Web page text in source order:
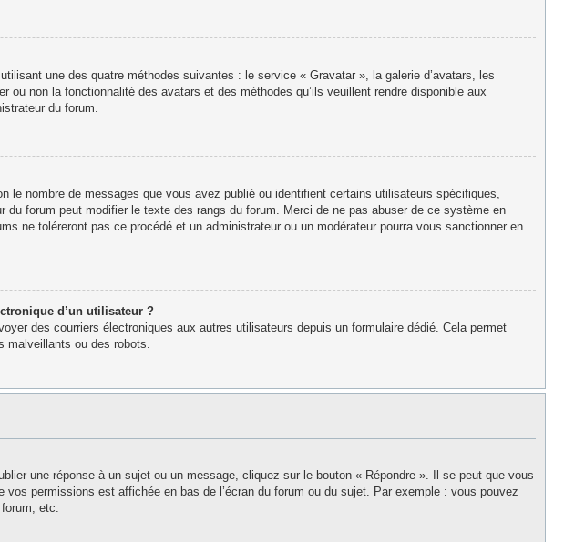
une des quatre méthodes suivantes : le service « Gravatar », la galerie d’avatars, les
non la fonctionnalité des avatars et des méthodes qu’ils veuillent rendre disponible aux
du forum.
nombre de messages que vous avez publié ou identifient certains utilisateurs spécifiques,
forum peut modifier le texte des rangs du forum. Merci de ne pas abuser de ce système en
ne toléreront pas ce procédé et un administrateur ou un modérateur pourra vous sanctionner en
d’un utilisateur ?
des courriers électroniques aux autres utilisateurs depuis un formulaire dédié. Cela permet
malveillants ou des robots.
une réponse à un sujet ou un message, cliquez sur le bouton « Répondre ». Il se peut que vous
permissions est affichée en bas de l’écran du forum ou du sujet. Par exemple : vous pouvez
etc.